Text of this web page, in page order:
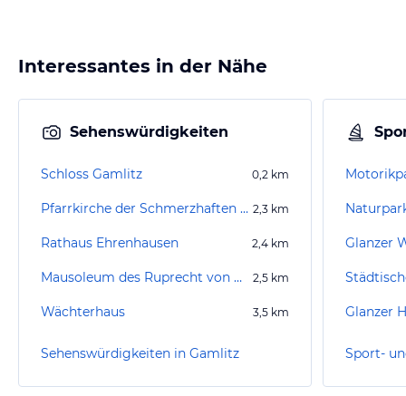
Interessantes in der Nähe
Sehenswürdigkeiten
Schloss Gamlitz 0,2 km
Pfarrkirche der Schmerzhaften Muttergottes 2,3 km
Rathaus Ehrenhausen 2,4 km
Mausoleum des Ruprecht von Eggenberg 2,5 km
Wächterhaus 3,5 km
Sehenswürdigkeiten in Gamlitz
Glanzer
Glanzer
Sport-